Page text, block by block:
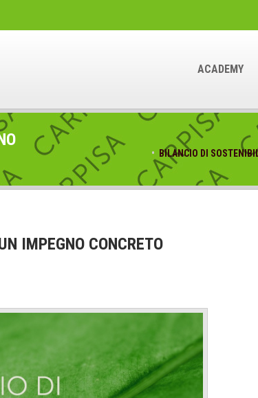
ACADEMY
BILANCIO DI
IMPEGNO CONCRETO